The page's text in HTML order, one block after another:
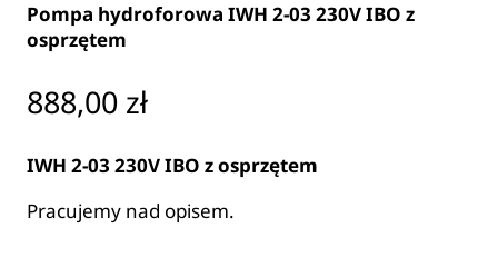
Pompa hydroforowa IWH 2-03 230V IBO z
osprzętem
Cena
888,00 zł
IWH 2-03 230V IBO z osprzętem
Pracujemy nad opisem.